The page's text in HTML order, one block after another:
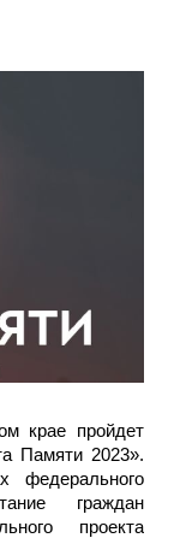
крае пройдет
Памяти 2023».
федерального
граждан
проекта